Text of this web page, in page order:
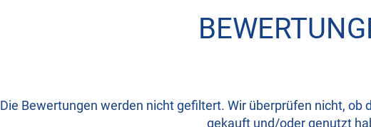
Die Bewertungen werden nicht gefiltert. Wir überprüfen nicht, ob
gekauft und/oder genutzt